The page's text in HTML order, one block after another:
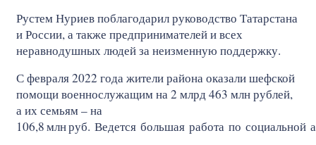
Рустем Нуриев поблагодарил руководство Татарстана
и России, а также предпринимателей и всех
неравнодушных людей за неизменную поддержку.
С февраля 2022 года жители района оказали шефской
помощи военнослужащим на 2 млрд 463 млн рублей,
а их семьям – на
106,8млнруб. Ведется большая работа по